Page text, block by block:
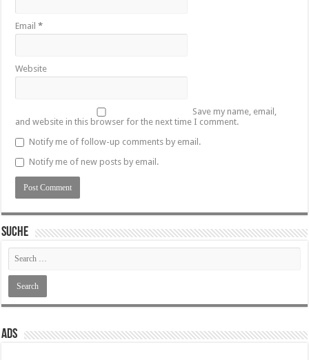
Email*
Website
Save my name, email,
and website in this browser for the next time I comment.
Notify me of follow-up comments by email.
Notify me of new posts by email.
SUCHE
ADS